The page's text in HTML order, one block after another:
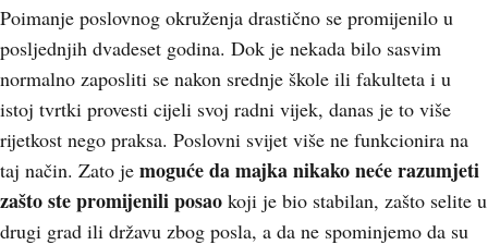
Poimanje poslovnog okruženja drastično se promijenilo u
posljednjih dvadeset godina. Dok je nekada bilo sasvim
normalno zaposliti se nakon srednje škole ili fakulteta i u
istoj tvrtki provesti cijeli svoj radni vijek, danas je to više
rijetkost nego praksa. Poslovni svijet više ne funkcionira na
taj način. Zato je moguće da majka nikako neće razumjeti
zašto ste promijenili posao koji je bio stabilan, zašto selite u
drugi grad ili državu zbog posla, a da ne spominjemo da su